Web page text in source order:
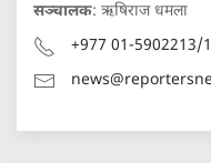
सञ्चालक: ऋषिराज धमला
+977 01-5902213/